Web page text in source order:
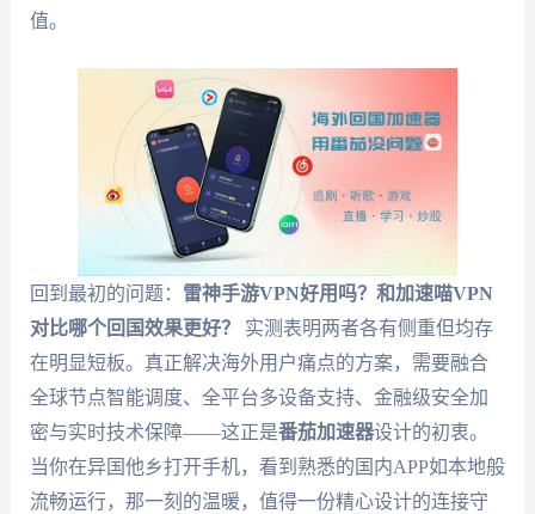
值。
回到最初的问题： 雷神手游VPN好用吗？和加速喵VPN
对比哪个回国效果更好？
实测表明两者各有侧重但均存
在明显短板。真正解决海外用户痛点的方案，需要融合
全球节点智能调度、全平台多设备支持、金融级安全加
密与实时技术保障——这正是番茄加速器设计的初衷。
当你在异国他乡打开手机，看到熟悉的国内APP如本地般
流畅运行，那一刻的温暖，值得一份精心设计的连接守